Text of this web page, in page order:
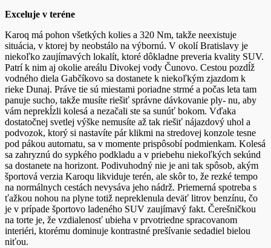
Exceluje v teréne
Karoq má pohon všetkých kolies a 320 Nm, takže neexistuje
situácia, v ktorej by neobstálo na výbornú. V okolí Bratislavy je
niekoľko zaujímavých lokalít, ktoré dôkladne preveria kvality SUV.
Patrí k nim aj okolie areálu Divokej vody Čunovo. Cestou pozdĺž
vodného diela Gabčíkovo sa dostanete k niekoľkým zjazdom k
rieke Dunaj. Práve tie sú miestami poriadne strmé a počas leta tam
panuje sucho, takže musíte riešiť správne dávkovanie ply- nu, aby
vám neprekĺzli kolesá a nezačali ste sa sunúť bokom. Vďaka
dostatočnej svetlej výške nemusíte až tak riešiť nájazdový uhol a
podvozok, ktorý si nastavíte pár klikmi na stredovej konzole tesne
pod pákou automatu, sa v momente prispôsobí podmienkam. Kolesá
sa zahryznú do sypkého podkladu a v priebehu niekoľkých sekúnd
sa dostanete na horizont. Podivuhodný nie je ani tak spôsob, akým
športová verzia Karoqu likviduje terén, ale skôr to, že rezké tempo
na normálnych cestách nevysáva jeho nádrž. Priemerná spotreba s
ťažkou nohou na plyne totiž nepreklenula deväť litrov benzínu, čo
je v prípade športovo ladeného SUV zaujímavý fakt. Čerešničkou
na torte je, že vzdialenosť ubieha v prvotriedne spracovanom
interiéri, ktorému dominuje kontrastné prešívanie sedadiel bielou
niťou.